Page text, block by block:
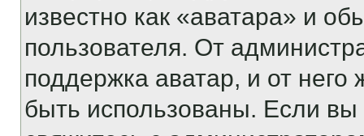
известно как «аватара» и
пользователя. От
поддержка аватар, и от него
быть использованы. Если